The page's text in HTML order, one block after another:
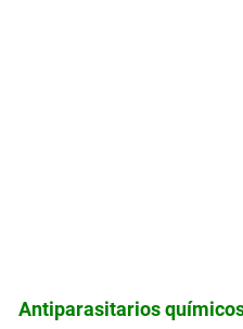
Antiparasitarios